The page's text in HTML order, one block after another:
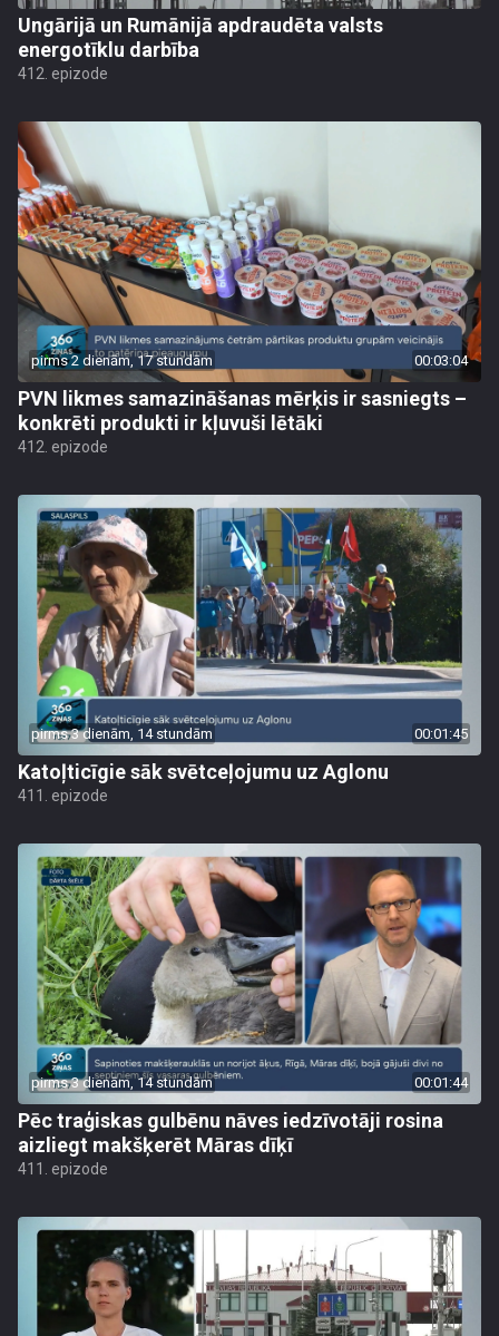
Ungārijā un Rumānijā apdraudēta valsts
energotīklu darbība
412. epizode
pirms 2 dienām, 17 stundām 00:03:04
PVN likmes samazināšanas mērķis ir sasniegts –
konkrēti produkti ir kļuvuši lētāki
412. epizode
pirms 3 dienām, 14 stundām 00:01:45
Katoļticīgie sāk svētceļojumu uz Aglonu
411. epizode
pirms 3 dienām, 14 stundām 00:01:44
Pēc traģiskas gulbēnu nāves iedzīvotāji rosina
aizliegt makšķerēt Māras dīķī
411. epizode